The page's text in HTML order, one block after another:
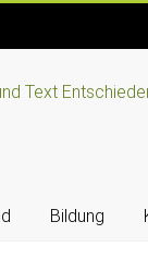
Bildung